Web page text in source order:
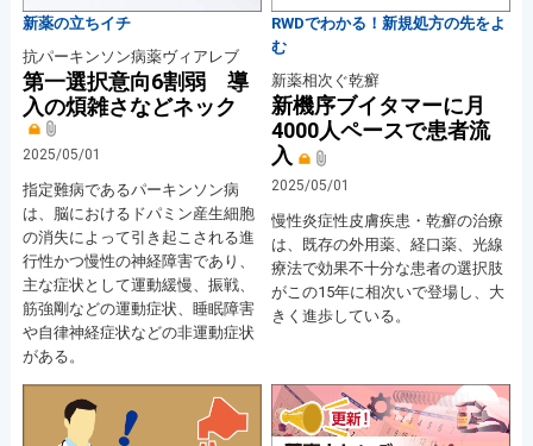
新薬の立ちイチ
抗パーキンソン病薬ヴィアレブ
第一選択意向6割弱 導
入の煩雑さなどネック
2025/05/01
指定難病であるパーキンソン病
は、脳におけるドパミン産生細胞
の消失によって引き起こされる進
行性かつ慢性の神経障害であり、
主な症状として運動緩慢、振戦、
筋強剛などの運動症状、睡眠障害
や自律神経症状などの非運動症状
がある。
RWDでわかる！新規処方の先をよ
む
新薬相次ぐ乾癬
新機序ブイタマーに月
4000人ペースで患者流
入
2025/05/01
慢性炎症性皮膚疾患・乾癬の治療
は、既存の外用薬、経口薬、光線
療法で効果不十分な患者の選択肢
がこの15年に相次いで登場し、大
きく進歩している。